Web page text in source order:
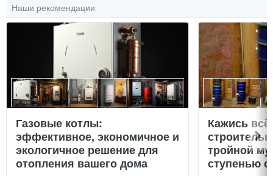
Наши рекомендации
Газовые котлы:
эффективное, экономичное и
экологичное решение для
отопления вашего дома
Кажись
тройной
ступенью